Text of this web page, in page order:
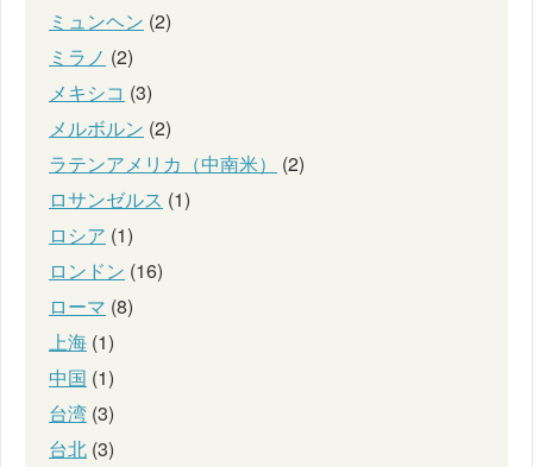
ミュンヘン (2)
ミラノ (2)
メキシコ (3)
メルボルン (2)
ラテンアメリカ（中南米）
(2)
ロサンゼルス (1)
ロシア (1)
ロンドン (16)
ローマ (8)
上海 (1)
中国 (1)
台湾 (3)
台北 (3)